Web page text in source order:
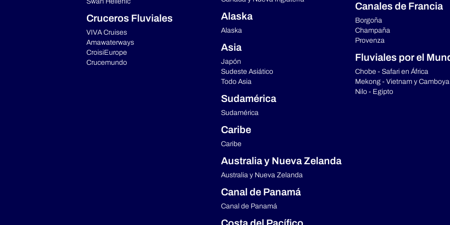
Cruceros Fluviales
VIVA Cruises
Amawaterways
CroisiEurope
Crucemundo
Alaska
Alaska
Asia
Japón
Sudeste Asiático
Todo Asia
Sudamérica
Sudamérica
Caribe
Caribe
Australia y Nueva Zelanda
Australia y Nueva Zelanda
Canal de Panamá
Canal de Panamá
Canales de Francia
Borgoña
Champaña
Provenza
Fluviales por el
Chobe - Safari en África
Mekong - Vietnam y Camboya
Nilo - Egipto